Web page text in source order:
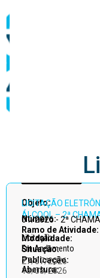
Acessar
todos
Objeto:
LICITAÇÃO
ÁLCOOL – 2ª
Número:
01/2026 - 2ª
Ramo de Atividade:
Modalidade:
Licitação
Situação:
Em Andamento
Publicação:
27/07/2026
Abertura:
13/08/2026